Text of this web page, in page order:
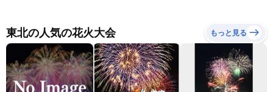
ーン・駒木結衣／内藤邦
裕〉
東北の人気の花火大会 もっと見る